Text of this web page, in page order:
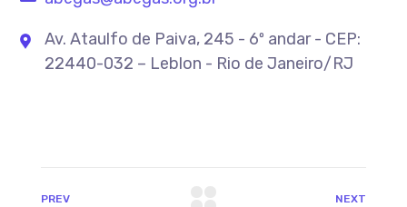
Av. Ataulfo de Paiva, 245 - 6º andar - CEP:
22440-032 – Leblon - Rio de Janeiro/RJ
PREV NEXT